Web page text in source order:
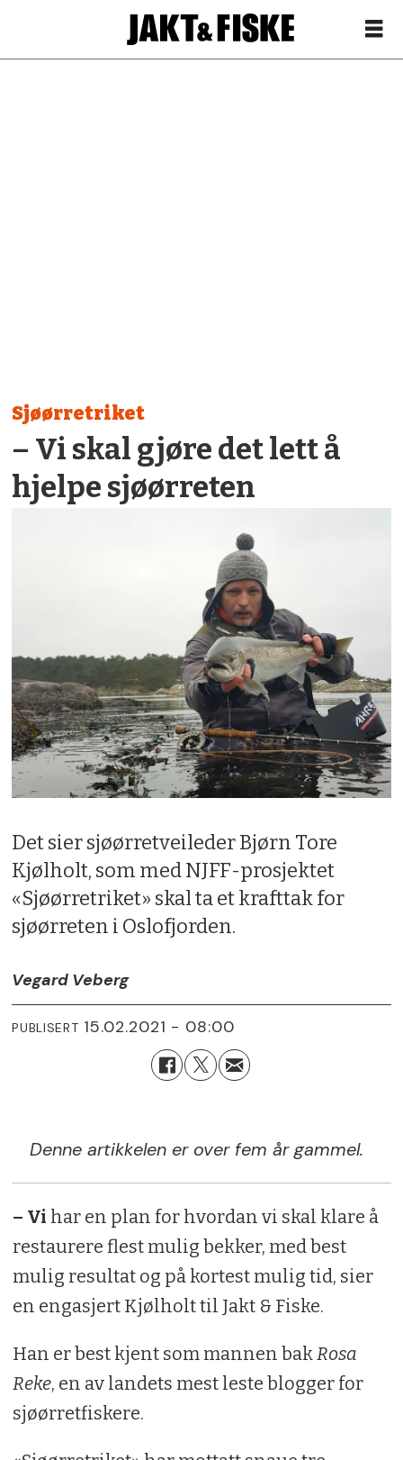
Sjøørretriket
– Vi skal gjøre det lett å
hjelpe sjøørreten
Det sier sjøørretveileder Bjørn Tore
Kjølholt, som med NJFF-prosjektet
«Sjøørretriket» skal ta et krafttak for
sjøørreten i Oslofjorden.
Vegard Veberg
PUBLISERT 15.02.2021 - 08:00
Denne artikkelen er over fem år gammel.
– Vi har en plan for hvordan vi skal klare å
restaurere flest mulig bekker, med best
mulig resultat og på kortest mulig tid, sier
en engasjert Kjølholt til Jakt & Fiske.
Han er best kjent som mannen bakRosa
Reke, en av landets mest leste blogger for
sjøørretfiskere.